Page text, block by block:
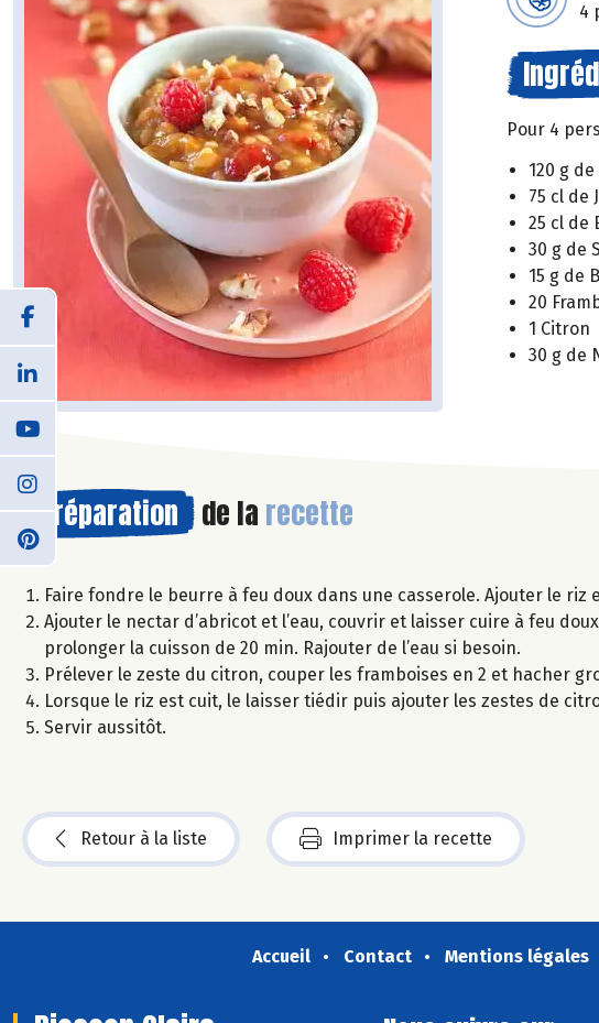
4
Pour 4
120 g
75 cl de
25 cl de
30 g de
15 g de
20
1 Citron
30 g de
Préparation de la recette
Faire fondre le beurre à feu doux dans une casserole. Ajouter le riz
Ajouter le nectar d’abricot et l’eau, couvrir et laisser cuire à feu
prolonger la cuisson de 20 min. Rajouter de l’eau si besoin.
Prélever le zeste du citron, couper les framboises en 2 et hacher
Lorsque le riz est cuit, le laisser tiédir puis ajouter les zestes de
Servir aussitôt.
Retour à la liste Imprimer la recette
Accueil Contact Mentions légales